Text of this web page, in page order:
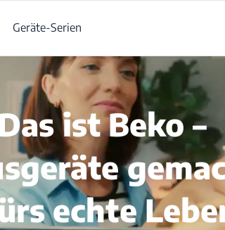
Geräte-Serien
in nur
Waschgang